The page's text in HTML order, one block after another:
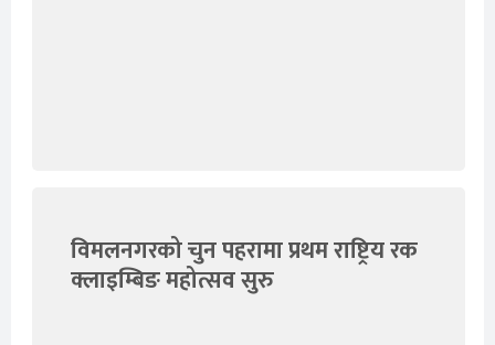
विमलनगरको चुन पहरामा प्रथम राष्ट्रिय रक
क्लाइम्बिङ महोत्सव सुरु